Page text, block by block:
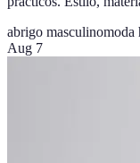
abrigo masculinomoda
Aug 7